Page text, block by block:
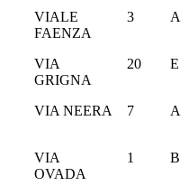
VIALE
FAENZA
3 A
VIA
GRIGNA
20 E
VIA NEERA 7 A
VIA
OVADA
1 B